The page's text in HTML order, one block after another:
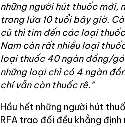
những người hút thuốc mới,
trong lứa 10 tuổi bây giờ.
cũ thì tìm đến các loại
Nam còn rất nhiều loại
loại thuốc 40 ngàn đồng/
những loại chỉ có 4 ngàn
chí vẫn còn thuốc rê.”
Hầu hết những người hút
RFA trao đổi đều khẳng